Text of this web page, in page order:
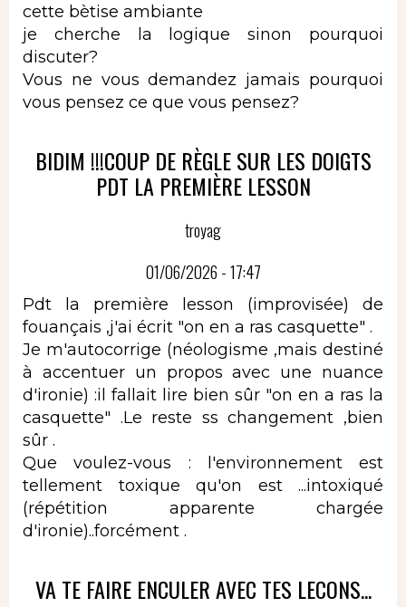
cette bètise ambiante
je cherche la logique sinon pourquoi
discuter?
Vous ne vous demandez jamais pourquoi
vous pensez ce que vous pensez?
BIDIM !!!COUP DE RÈGLE SUR LES DOIGTS
PDT LA PREMIÈRE LESSON
troyag
01/06/2026 - 17:47
Pdt la première lesson (improvisée) de
fouançais ,j'ai écrit "on en a ras casquette" .
Je m'autocorrige (néologisme ,mais destiné
à accentuer un propos avec une nuance
d'ironie) :il fallait lire bien sûr "on en a ras la
casquette" .Le reste ss changement ,bien
sûr .
Que voulez-vous : l'environnement est
tellement toxique qu'on est ...intoxiqué
(répétition apparente chargée
d'ironie)..forcément .
VA TE FAIRE ENCULER AVEC TES LECONS...